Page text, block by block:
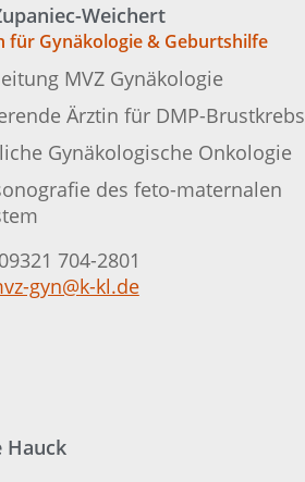
Weichert
für Gynäkologie & Geburtshilfe
MVZ Gynäkologie
Ärztin für DMP-Brustkrebs
Gynäkologische Onkologie
des feto-maternalen
704-2801
gyn@k-kl.de
Hauck